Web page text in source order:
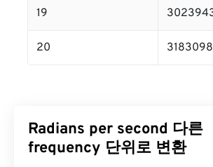
19
20
Radians per second 다른
frequency 단위로 변환